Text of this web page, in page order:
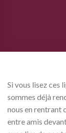
Si vous lisez ces
sommes déjà
nous en rentrant
entre amis